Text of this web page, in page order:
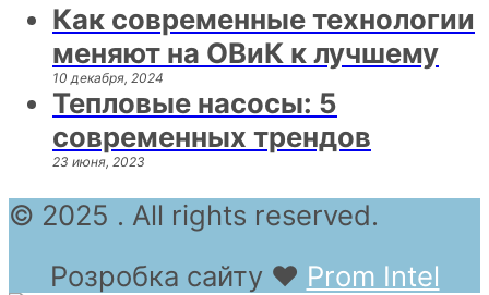
Как современные технологии
меняют на ОВиК к лучшему
10 декабря, 2024
Тепловые насосы: 5
современных трендов
23 июня, 2023
© 2025 . All rights reserved.
Розробка сайту ❤ Prom Intel